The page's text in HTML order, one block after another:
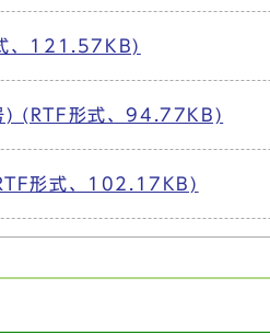
、121.57KB)
) (RTF形式、94.77KB)
形式、102.17KB)